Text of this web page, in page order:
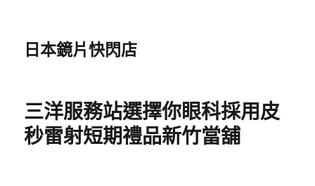
日本鏡片快閃店
三洋服務站選擇你眼科採用皮
秒雷射短期禮品新竹當舖